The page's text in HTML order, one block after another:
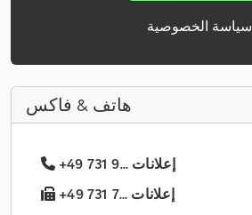
سياسة الخصوصية
هاتف & فاكس
+49 731 9... إعلانات
+49 731 7... إعلانات